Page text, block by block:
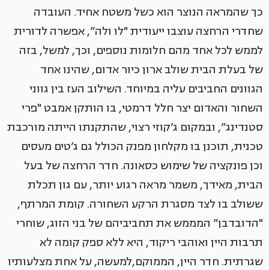
כך שהמראה הנוצר הוא כשל משטח אחיד. העובדה
שחדרי הרחצה עוצבו ייעודית "לו ולה”, אפשרה לדורית
לממש לכל אחד מהם חלומות נוספים, וכך, למשל, בזה
של בעלת הבית שולב ארון כיור אדום, שהינו אחד
הגוונים החביבים עליה במיוחד. השילוב העז בין גווני
השחור והאדום יצר חלל דרמטי, בו הותקן אמבט "פרי
סטנדינג”, ובמקום ג’קוזי רצוי, שהתקנתו הייתה מורכבת
טכנית, תוכנן בו מקלחון מפנק הכולל גם ג’טים מעסים
וכן פונקציה של שימוש כסאונה. חדר הרחצה של בעל
הבית, מאידך, משמר מראה רגוע יותר, עם גון תכלת
ששולב בו לצד מסגרת הרקע השחורה. קומת המרתף,
"הדובדבן” המממש את תחביביהם של בני הזוג, שוחרי
תרבות היין ואוהבי ריקוד, היא ללא ספק קומה לא
שגרתית. חדר היין, הממוקם,למעשה, על אחת מצלעותיו